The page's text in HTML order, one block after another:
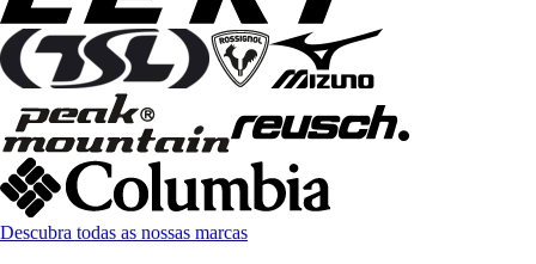
Descubra todas as nossas marcas